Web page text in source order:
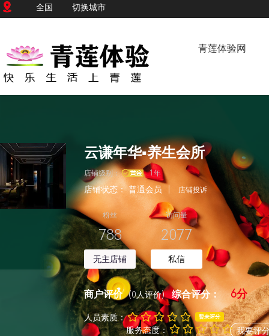
全国 切换城市
青莲体验网
云谦年华▪养生会所
店铺级别： 1年
店铺状态：普通会员 店铺投诉
粉丝
788
无主店铺
访问量
2077
私信
商户评价 (0人评价)综合评分： 6分
人员素质： 暂未评分
服务态度： 我要评